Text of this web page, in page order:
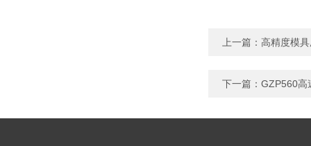
上一篇： 高精度模
下一篇： GZP560高